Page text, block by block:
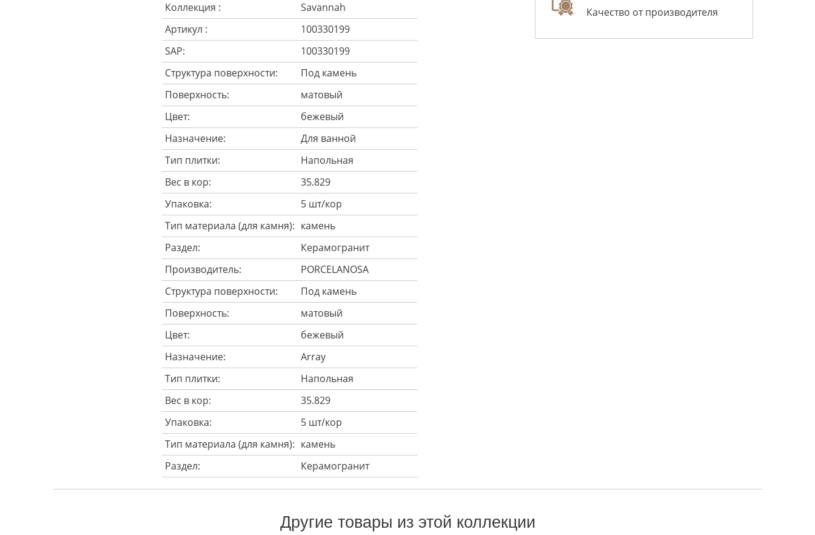
Коллекция :
Savannah
Артикул :
100330199
SAP:
100330199
Структура поверхности:
Под камень
Поверхность:
матовый
Цвет:
бежевый
Назначение:
Для ванной
Тип плитки:
Напольная
Вес в кор:
35.829
Упаковка:
5 шт/кор
Тип материала (для камня): камень
Раздел:
Керамогранит
Производитель:
PORCELANOSA
Структура поверхности:
Под камень
Поверхность:
матовый
Цвет:
бежевый
Назначение:
Array
Тип плитки:
Напольная
Вес в кор:
35.829
Упаковка:
5 шт/кор
Тип материала (для камня): камень
Раздел:
Керамогранит
Качество от производителя
Другие товары из этой коллекции